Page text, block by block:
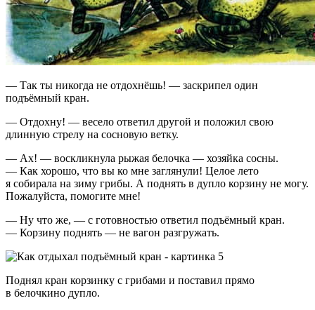
— Так ты никогда не отдохнёшь! — заскрипел один
подъёмный кран.
— Отдохну! — весело ответил другой и положил свою
длинную стрелу на сосновую ветку.
— Ах! — воскликнула рыжая белочка — хозяйка сосны.
— Как хорошо, что вы ко мне заглянули! Целое лето
я собирала на зиму грибы. А поднять в дупло корзину не могу.
Пожалуйста, помогите мне!
— Ну что же, — с готовностью ответил подъёмный кран.
— Корзину поднять — не вагон разгружать.
Поднял кран корзинку с грибами и поставил прямо
в белочкино дупло.